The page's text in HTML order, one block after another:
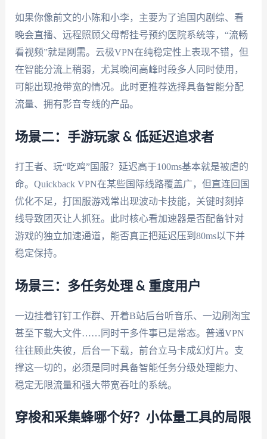
如果你像前文的小陈和小李，主要为了追国内剧综、看
晚会直播、远程照顾父母帮挂号预约医院系统等，“流畅
看视频”就是刚需。云极VPN在纯稳定性上表现不错，但
在智能分流上稍弱，尤其晚间高峰时段多人同时使用，
可能出现抢带宽的情况。此时更推荐选择具备智能分配
流量、拥有影音专线的产品。
场景二：手游玩家 & 低延迟追求者
打王者、玩“吃鸡”国服？延迟高于100ms基本就是被虐的
命。Quickback VPN在某些国际线路覆盖广，但直连回国
优化不足，打国服游戏常出现波动卡技能，关键时刻掉
线导致团灭让人抓狂。此时核心看加速器是否配备针对
游戏的独立加速通道，能否真正把延迟压到80ms以下并
稳定保持。
场景三：多任务处理 & 重度用户
一边挂着钉钉工作群、开着B站后台听音乐、一边刷淘宝
甚至下载大文件……同时干多件事已是常态。普通VPN
往往顾此失彼，后台一下载，前台立马卡成幻灯片。支
撑这一切的，必须是同时具备智能任务分级处理能力、
稳定无限流量和强大带宽吞吐的系统。
穿梭和采集蜂哪个好？小体量工具的局限